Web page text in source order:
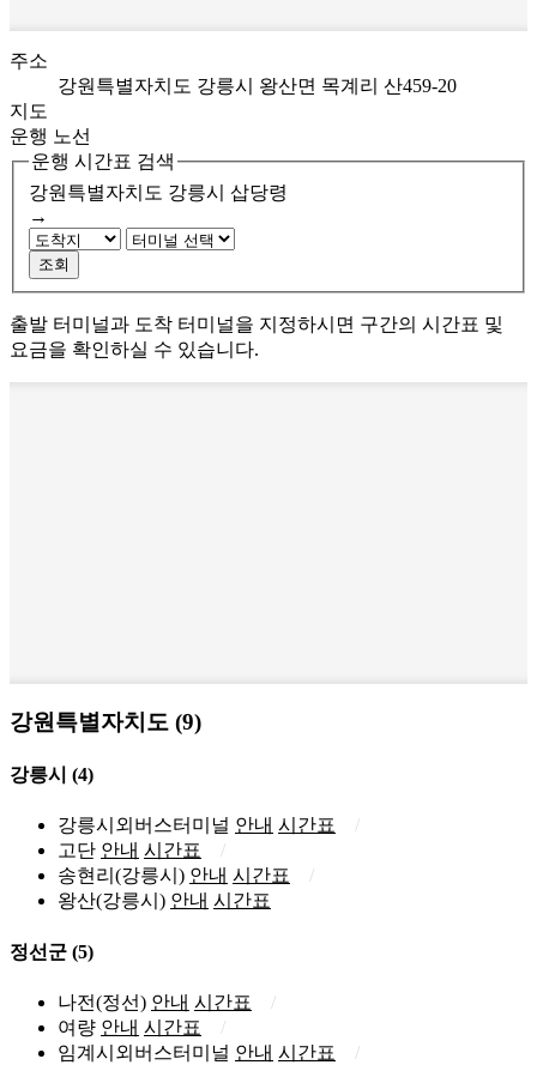
주소
강원특별자치도 강릉시 왕산면 목계리 산459-20
지도
운행 노선
운행 시간표 검색
강원특별자치도 강릉시 삽당령
→
조회
출발 터미널과 도착 터미널을 지정하시면 구간의 시간표 및
요금을 확인하실 수 있습니다.
강원특별자치도 (9)
강릉시 (4)
강릉시외버스터미널 안내 시간표
고단 안내 시간표
송현리(강릉시) 안내 시간표
왕산(강릉시) 안내 시간표
정선군 (5)
나전(정선) 안내 시간표
여량 안내 시간표
임계시외버스터미널 안내 시간표